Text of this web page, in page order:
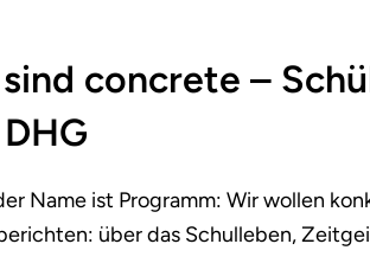
concrete –
Name ist Programm: Wir wollen
über das Schulleben,